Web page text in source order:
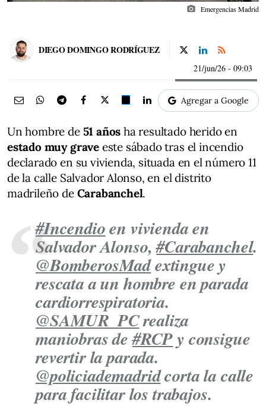
photo_camera Emergencias Madrid
DIEGO DOMINGO RODRÍGUEZ
21/jun/26 - 09:03
Agregar a Google
Un hombre de 51 años ha resultado herido en
estado muy graveeste sábado tras el incendio
declarado en su vivienda, situada en el número 11
de la calle Salvador Alonso, en el distrito
madrileño de Carabanchel.
#Incendioen vivienda en
Salvador Alonso,#Carabanchel.
@BomberosMadextingue y
rescata a un hombre en parada
cardiorrespiratoria.
@SAMUR_PCrealiza
maniobras de#RCPy consigue
revertir la parada.
@policiademadridcorta la calle
para facilitar los trabajos.